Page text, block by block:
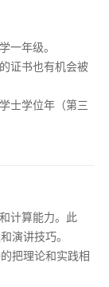
一年级。
证书也有机会被
士学位年（第三
计算能力。此
演讲技巧。
把理论和实践相